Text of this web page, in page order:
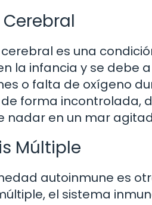
es una
la infancia y se debe
o falta de oxígeno
forma incontrolada,
nadar en un mar
Múltiple
autoinmune es
el sistema